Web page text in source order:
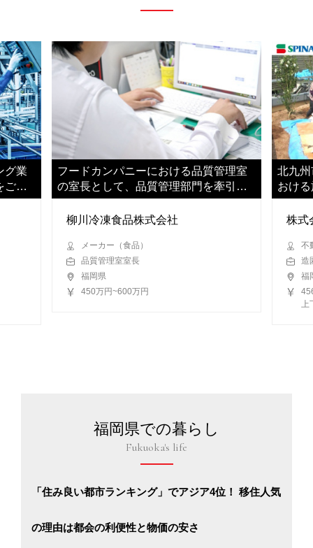
グ業
ご担
フードカンパニーにおける品質管理室
の室長として、品質管理部門を牽引し
ていただきます
柳川冷凍食品株式会社
メーカー（食品）
品質管理室室長
福岡県
450万円~600万円
北九
おけ
だきま
株式
不
造
福
上
福岡県での暮らし
Fukuoka's life
「住み良い都市ランキング」でアジア4位！ 移住人気
の理由は都会の利便性と物価の安さ